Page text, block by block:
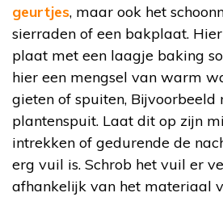
geurtjes, maar ook het
sierraden of een bakplaat.
plaat met een laagje baking
hier een mengsel van warm
gieten of spuiten, Bijvoorbeeld
plantenspuit. Laat dit op zijn
intrekken of gedurende de
erg vuil is. Schrob het vuil er
afhankelijk van het materiaal